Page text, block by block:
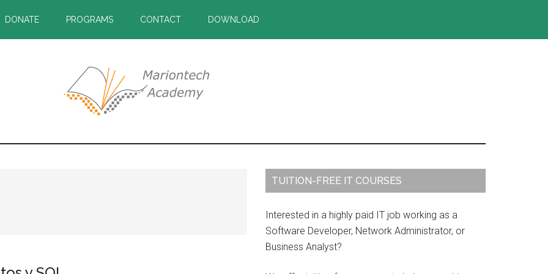
DONATE PROGRAMS CONTACT DOWNLOAD
Primary
Sidebar
TUITION-FREE IT COURSES
Interested in a highly paid IT job working as a
Software Developer, Network Administrator, or
Business Analyst?